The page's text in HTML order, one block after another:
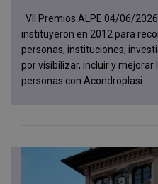
VII Premios ALPE 04/06/
instituyeron en 2012 para
personas, instituciones,
por visibilizar, incluir y mejorar
personas con Acondroplasi...